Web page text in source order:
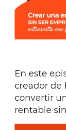
En este
creador de
convertir
rentable